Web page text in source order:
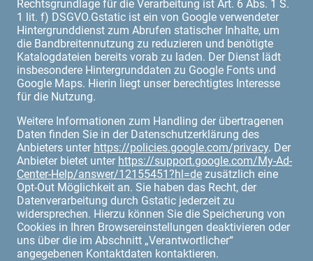
Rechtsgrundlage für die Verarbeitung ist Art. 6 Abs. 1 S.
1 lit. f) DSGVO.Gstatic ist ein von Google verwendeter
Hintergrunddienst zum Abrufen statischer Inhalte, um
die Bandbreitennutzung zu reduzieren und benötigte
Katalogdateien bereits vorab zu laden. Der Dienst lädt
insbesondere Hintergrunddaten zu Google Fonts und
Google Maps. Hierin liegt unser berechtigtes Interesse
für die Nutzung.
Weitere Informationen zum Handling der übertragenen
Daten finden Sie in der Datenschutzerklärung des
Anbieters unter https://policies.google.com/privacy. Der
Anbieter bietet unter https://support.google.com/My-Ad-
Center-Help/answer/12155451?hl=de zusätzlich eine
Opt-Out Möglichkeit an. Sie haben das Recht, der
Datenverarbeitung durch Gstatic jederzeit zu
widersprechen. Hierzu können Sie die Speicherung von
Cookies in Ihren Browsereinstellungen deaktivieren oder
uns über die im Abschnitt „Verantwortlicher“
angegebenen Kontaktdaten kontaktieren.